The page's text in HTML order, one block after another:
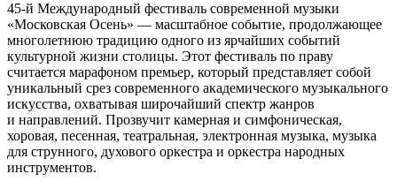
45-й Международный фестиваль современной музыки
«Московская Осень» — масштабное событие, продолжающее
многолетнюю традицию одного из ярчайших событий
культурной жизни столицы. Этот фестиваль по праву
считается марафоном премьер, который представляет собой
уникальный срез современного академического музыкального
искусства, охватывая широчайший спектр жанров
и направлений. Прозвучит камерная и симфоническая,
хоровая, песенная, театральная, электронная музыка, музыка
для струнного, духового оркестра и оркестра народных
инструментов.